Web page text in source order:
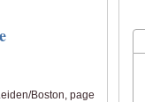
Boston, page